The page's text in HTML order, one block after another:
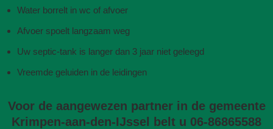
Water borrelt in wc of afvoer
Afvoer spoelt langzaam weg
Uw septic-tank is langer dan 3 jaar niet geleegd
Vreemde geluiden in de leidingen
Voor de aangewezen partner in de gemeente
Krimpen-aan-den-IJssel belt u 06-86865588